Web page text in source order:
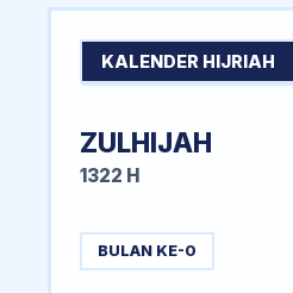
KALENDER HIJRIAH
ZULHIJAH
1322 H
BULAN KE-0